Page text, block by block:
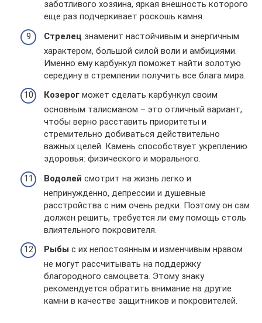
заботливого хозяина, яркая внешность которого
еще раз подчеркивает роскошь камня.
Стрелец знаменит настойчивым и энергичным
характером, большой силой воли и амбициями.
Именно ему карбункул поможет найти золотую
середину в стремлении получить все блага мира.
Козерог может сделать карбункул своим
основным талисманом – это отличный вариант,
чтобы верно расставить приоритеты и
стремительно добиваться действительно
важных целей. Камень способствует укреплению
здоровья: физического и морального.
Водолей смотрит на жизнь легко и
непринужденно, депрессии и душевные
расстройства с ним очень редки. Поэтому он сам
должен решить, требуется ли ему помощь столь
влиятельного покровителя.
Рыбы с их непостоянным и изменчивым нравом
не могут рассчитывать на поддержку
благородного самоцвета. Этому знаку
рекомендуется обратить внимание на другие
камни в качестве защитников и покровителей.